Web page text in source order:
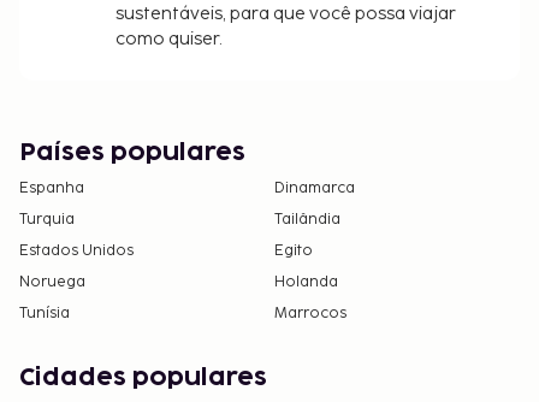
sustentáveis, para que você possa viajar
como quiser.
Países populares
Espanha
Dinamarca
Turquia
Tailândia
Estados Unidos
Egito
Noruega
Holanda
Tunísia
Marrocos
Cidades populares